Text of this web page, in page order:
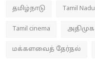
தமிழ்நாடு Tamil Nadu
Tamil cinema அதிமுக
மக்களவைத் தேர்தல்